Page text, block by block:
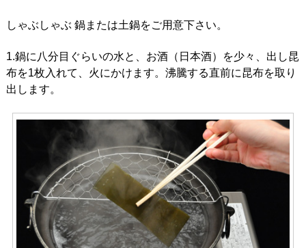
しゃぶしゃぶ 鍋または土鍋をご用意下さい。
1.鍋に八分目ぐらいの水と、お酒（日本酒）を少々、出し昆
布を1枚入れて、火にかけます。沸騰する直前に昆布を取り
出します。